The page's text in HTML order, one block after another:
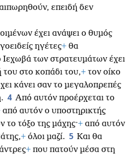
επειδή δεν
έχει ανάψει ο θυμός
ηγέτες+ θα
Ιεχωβά των στρατευμάτων έχει
στο κοπάδι του,+ τον οίκο
κάνει σαν το μεγαλοπρεπές
4 Από αυτόν προέρχεται το
από αυτόν ο υποστηρικτής
το τόξο της μάχης·+ από αυτόν
+ όλοι μαζί. 5 Και θα
+ που πατούν μέσα στη